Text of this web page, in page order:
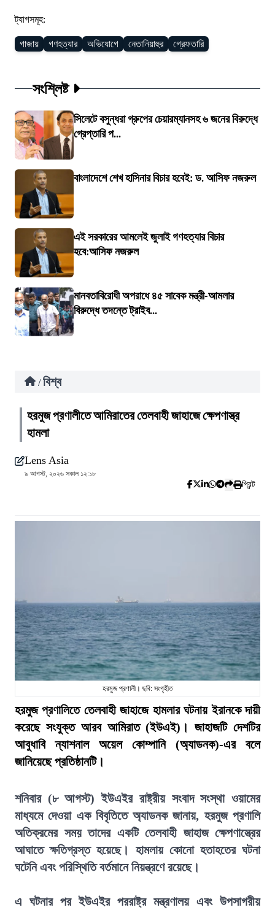
ট্যাগসমূহ:
গাজায় গণহত্যার অভিযোগে নেতানিয়াহুর গ্রেফতারি
সংশ্লিষ্ট
সিলেটে বসুন্ধরা গ্রুপের চেয়ারম্যানসহ ৬ জনের বিরুদ্ধে
গ্রেপ্তারি প...
বাংলাদেশে শেখ হাসিনার বিচার হবেই: ড. আসিফ নজরুল
এই সরকারের আমলেই জুলাই গণহত্যার বিচার
হবে:আসিফ নজরুল
মানবতাবিরোধী অপরাধে ৪৫ সাবেক মন্ত্রী-আমলার
বিরুদ্ধে তদন্তে ট্রাইব...
/ বিশ্ব
হরমুজ প্রণালীতে আমিরাতের তেলবাহী জাহাজে ক্ষেপণাস্ত্র
হামলা
Lens Asia
৯ আগস্ট, ২০২৬ সকাল ১২:১৮
প্রিন্ট
হরমুজ প্রণালী। ছবি: সংগৃহীত
হরমুজ প্রণালিতে তেলবাহী জাহাজে হামলার ঘটনায় ইরানকে দায়ী
করেছে সংযুক্ত আরব আমিরাত (ইউএই)। জাহাজটি দেশটির
আবুধাবি ন্যাশনাল অয়েল কোম্পানি (অ্যাডনক)-এর বলে
জানিয়েছে প্রতিষ্ঠানটি।
শনিবার (৮ আগস্ট) ইউএইর রাষ্ট্রীয় সংবাদ সংস্থা ওয়ামের
মাধ্যমে দেওয়া এক বিবৃতিতে অ্যাডনক জানায়, হরমুজ প্রণালি
অতিক্রমের সময় তাদের একটি তেলবাহী জাহাজ ক্ষেপণাস্ত্রের
আঘাতে ক্ষতিগ্রস্ত হয়েছে। হামলায় কোনো হতাহতের ঘটনা
ঘটেনি এবং পরিস্থিতি বর্তমানে নিয়ন্ত্রণে রয়েছে।
এ ঘটনার পর ইউএইর পররাষ্ট্র মন্ত্রণালয় এবং উপসাগরীয়